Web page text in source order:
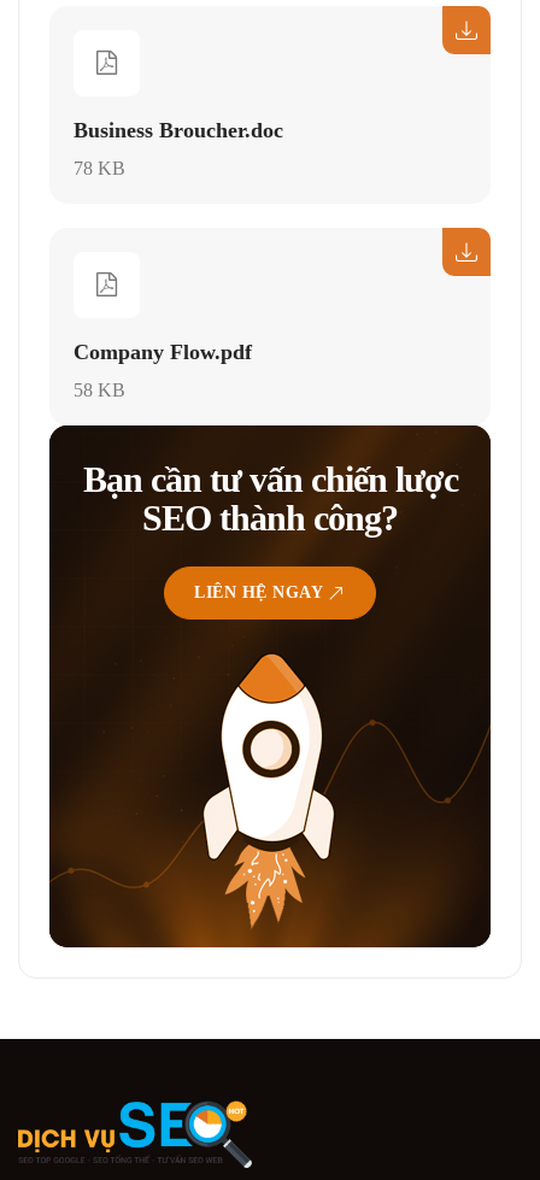
Business Broucher.doc
78 KB
Company Flow.pdf
58 KB
Bạn cần tư vấn chiến lược
SEO thành công?
LIÊN HỆ NGAY